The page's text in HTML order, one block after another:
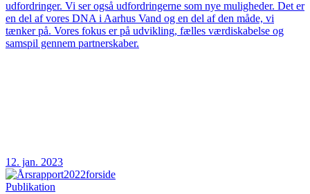
udfordringer. Vi ser også udfordringerne som nye muligheder. Det er
en del af vores DNA i Aarhus Vand og en del af den måde, vi
tænker på. Vores fokus er på udvikling, fælles værdiskabelse og
samspil gennem partnerskaber.
12. jan. 2023
Publikation